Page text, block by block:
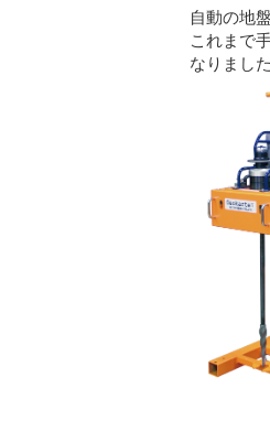
自動の地
これまで
なりまし